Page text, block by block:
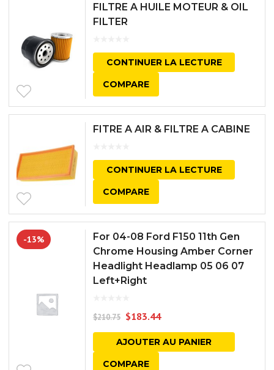
FILTRE A HUILE MOTEUR & OIL
FILTER
CONTINUER LA LECTURE
COMPARE
FITRE A AIR & FILTRE A CABINE
CONTINUER LA LECTURE
COMPARE
-13%
For 04-08 Ford F150 11th Gen
Chrome Housing Amber Corner
Headlight Headlamp 05 06 07
Left+Right
$210.75 $183.44
AJOUTER AU PANIER
COMPARE